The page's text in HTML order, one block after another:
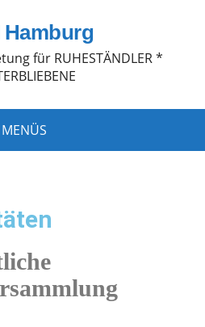
Hamburg
für RUHESTÄNDLER *
MENÜS